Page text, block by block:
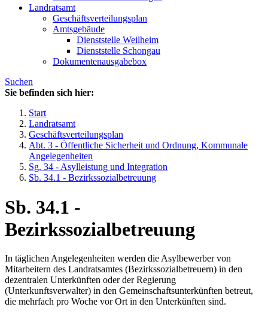
Landratsamt
Geschäftsverteilungsplan
Amtsgebäude
Dienststelle Weilheim
Dienststelle Schongau
Dokumentenausgabebox
Suchen
Sie befinden sich hier:
Start
Landratsamt
Geschäftsverteilungsplan
Abt. 3 - Öffentliche Sicherheit und Ordnung, Kommunale
Angelegenheiten
Sg. 34 - Asylleistung und Integration
Sb. 34.1 - Bezirkssozialbetreuung
Sb. 34.1 -
Bezirkssozialbetreuung
In täglichen Angelegenheiten werden die Asylbewerber von
Mitarbeitern des Landratsamtes (Bezirkssozialbetreuern) in den
dezentralen Unterkünften oder der Regierung
(Unterkunftsverwalter) in den Gemeinschaftsunterkünften betreut,
die mehrfach pro Woche vor Ort in den Unterkünften sind.